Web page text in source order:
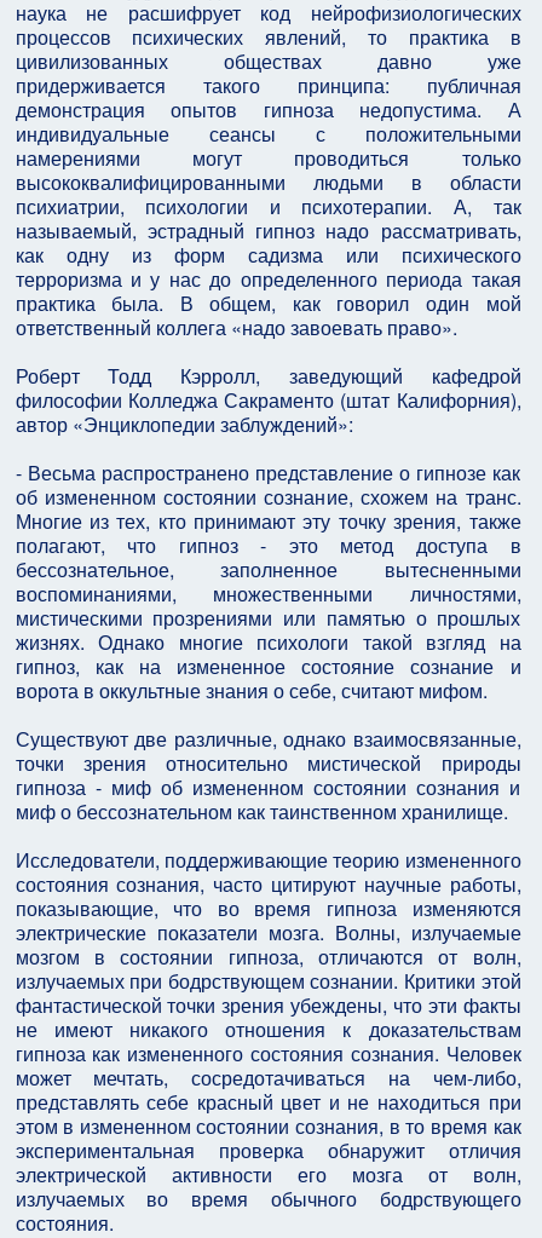
наука не расшифрует код нейрофизиологических
процессов психических явлений, то практика в
цивилизованных обществах давно уже
придерживается такого принципа: публичная
демонстрация опытов гипноза недопустима. А
индивидуальные сеансы с положительными
намерениями могут проводиться только
высококвалифицированными людьми в области
психиатрии, психологии и психотерапии. А, так
называемый, эстрадный гипноз надо рассматривать,
как одну из форм садизма или психического
терроризма и у нас до определенного периода такая
практика была. В общем, как говорил один мой
ответственный коллега «надо завоевать право».
Роберт Тодд Кэрролл, заведующий кафедрой
философии Колледжа Сакраменто (штат Калифорния),
автор «Энциклопедии заблуждений»:
- Весьма распространено представление о гипнозе как
об измененном состоянии сознание, схожем на транс.
Многие из тех, кто принимают эту точку зрения, также
полагают, что гипноз - это метод доступа в
бессознательное, заполненное вытесненными
воспоминаниями, множественными личностями,
мистическими прозрениями или памятью о прошлых
жизнях. Однако многие психологи такой взгляд на
гипноз, как на измененное состояние сознание и
ворота в оккультные знания о себе, считают мифом.
Существуют две различные, однако взаимосвязанные,
точки зрения относительно мистической природы
гипноза - миф об измененном состоянии сознания и
миф о бессознательном как таинственном хранилище.
Исследователи, поддерживающие теорию измененного
состояния сознания, часто цитируют научные работы,
показывающие, что во время гипноза изменяются
электрические показатели мозга. Волны, излучаемые
мозгом в состоянии гипноза, отличаются от волн,
излучаемых при бодрствующем сознании. Критики этой
фантастической точки зрения убеждены, что эти факты
не имеют никакого отношения к доказательствам
гипноза как измененного состояния сознания. Человек
может мечтать, сосредотачиваться на чем-либо,
представлять себе красный цвет и не находиться при
этом в измененном состоянии сознания, в то время как
экспериментальная проверка обнаружит отличия
электрической активности его мозга от волн,
излучаемых во время обычного бодрствующего
состояния.